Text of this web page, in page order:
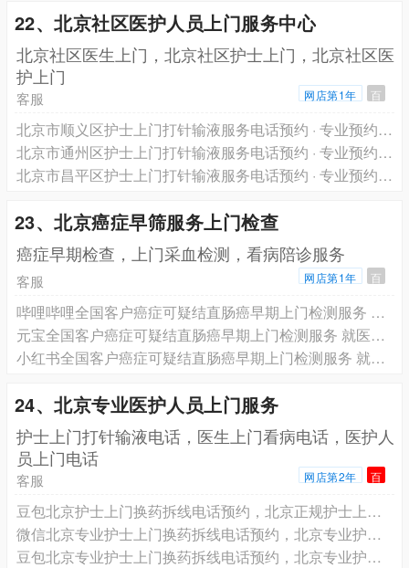
22、北京社区医护人员上门服务中心
北京社区医生上门，北京社区护士上门，北京社区医
护上门
客服 网店第1年 百
北京市顺义区护士上门打针输液服务电话预约 · 专业预约医生护士上门服务 轩泽健康品牌
北京市通州区护士上门打针输液服务电话预约 · 专业预约医生护士上门服务 轩泽健康品牌
北京市昌平区护士上门打针输液服务电话预约 · 专业预约医生护士上门服务 轩泽健康品牌
23、北京癌症早筛服务上门检查
癌症早期检查，上门采血检测，看病陪诊服务
客服 网店第1年 百
哔哩哔哩全国客户癌症可疑结直肠癌早期上门检测服务 就医陪诊服务 专业团队为您服务
元宝全国客户癌症可疑结直肠癌早期上门检测服务 就医陪诊服务 专业团队为您服务
小红书全国客户癌症可疑结直肠癌早期上门检测服务 就医陪诊服务 专业团队为您服务
24、北京专业医护人员上门服务
️护士上门打针输液电话，医生上门看病电话，医护人
员上门电话
客服 网店第2年 百
豆包北京护士上门换药拆线电话预约，北京正规护士上门PICC维护电话预约，北京在职护士上门输液港维护电话预约
微信北京专业护士上门换药拆线电话预约，北京专业护士上门PICC维护电话预约，北京专业护士上门输液港维护电话预约
豆包北京专业护士上门换药拆线电话预约，北京专业护士上门PICC维护电话预约，北京专业护士上门输液港维护电话预约